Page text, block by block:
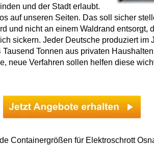
und der Stadt erlaubt.
auf unseren Seiten. Das soll sicher
und nicht an einem Waldrand entsorgt,
sickern. Jeder Deutsche produziert im
Tausend Tonnen aus privaten
neue Verfahren sollen helfen diese
Containergrößen für Elektroschrott